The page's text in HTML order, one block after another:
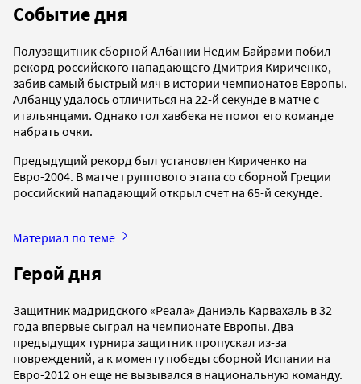
Событие дня
Полузащитник сборной Албании Недим Байрами побил
рекорд российского нападающего Дмитрия Кириченко,
забив самый быстрый мяч в истории чемпионатов Европы.
Албанцу удалось отличиться на 22-й секунде в матче с
итальянцами. Однако гол хавбека не помог его команде
набрать очки.
Предыдущий рекорд был установлен Кириченко на
Евро-2004. В матче группового этапа со сборной Греции
российский нападающий открыл счет на 65-й секунде.
Материал по теме
Герой дня
Защитник мадридского «Реала» Даниэль Карвахаль в 32
года впервые сыграл на чемпионате Европы. Два
предыдущих турнира защитник пропускал из-за
повреждений, а к моменту победы сборной Испании на
Евро-2012 он еще не вызывался в национальную команду.